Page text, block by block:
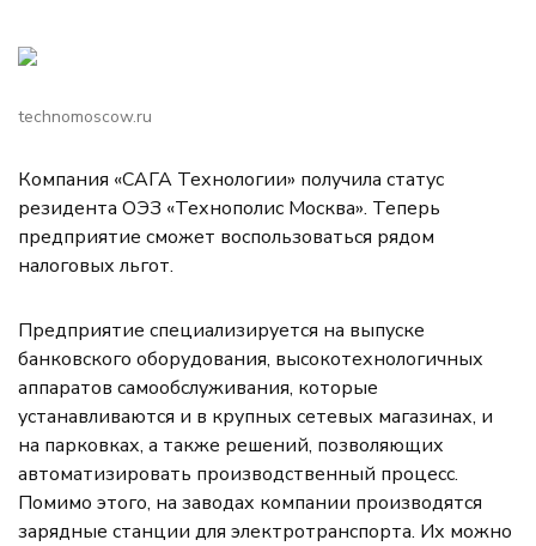
technomoscow.ru
Компания «САГА Технологии» получила статус
резидента ОЭЗ «Технополис Москва». Теперь
предприятие сможет воспользоваться рядом
налоговых льгот.
Предприятие специализируется на выпуске
банковского оборудования, высокотехнологичных
аппаратов самообслуживания, которые
устанавливаются и в крупных сетевых магазинах, и
на парковках, а также решений, позволяющих
автоматизировать производственный процесс.
Помимо этого, на заводах компании производятся
зарядные станции для электротранспорта. Их можно